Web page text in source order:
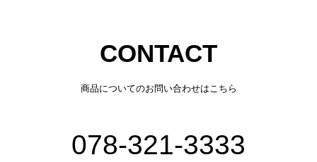
CONTACT
商品についてのお問い合わせはこちら
078-321-3333